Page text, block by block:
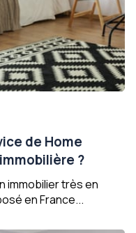
de Home
?
immobilier très en
en France...